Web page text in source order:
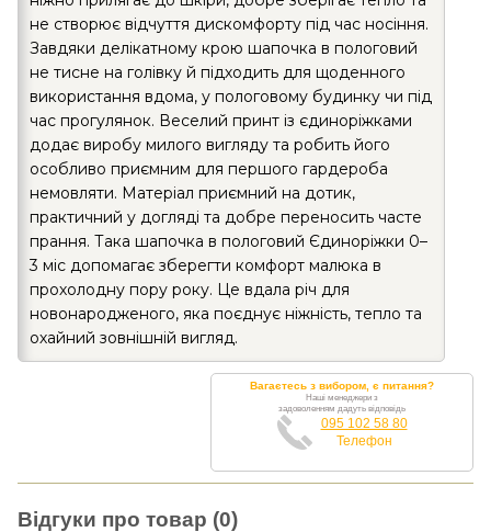
не створює відчуття дискомфорту під час носіння.
Завдяки делікатному крою шапочка в пологовий
не тисне на голівку й підходить для щоденного
використання вдома, у пологовому будинку чи під
час прогулянок. Веселий принт із єдиноріжками
додає виробу милого вигляду та робить його
особливо приємним для першого гардероба
немовляти. Матеріал приємний на дотик,
практичний у догляді та добре переносить часте
прання. Така шапочка в пологовий Єдиноріжки 0–
3 міс допомагає зберегти комфорт малюка в
прохолодну пору року. Це вдала річ для
новонародженого, яка поєднує ніжність, тепло та
охайний зовнішній вигляд.
Вагаєтесь з вибором, є питання?
Наші менеджери з
задоволенням дадуть відповідь
095 102 58 80
Телефон
Відгуки про товар (0)